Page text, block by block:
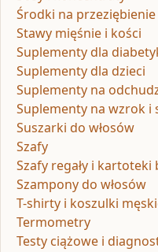
Środki na przeziębienie
Stawy mięśnie i kości
Suplementy dla
Suplementy dla dzieci
Suplementy na
Suplementy na wzrok i
Suszarki do włosów
Szafy
Szafy regały i
Szampony do włosów
T-shirty i koszulki
Termometry
Testy ciążowe i